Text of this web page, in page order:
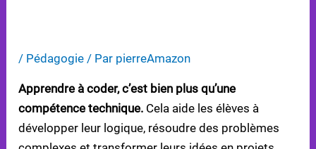
/ Pédagogie / Par pierreAmazon
Apprendre à coder, c’est bien plus qu’une
compétence technique. Cela aide les élèves à
développer leur logique, résoudre des problèmes